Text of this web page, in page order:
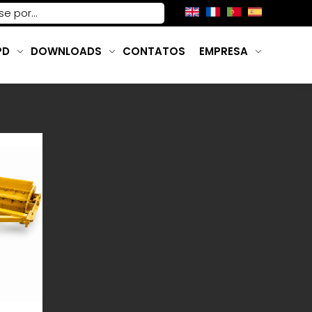
DOWNLOADS CONTATOS EMPRESA